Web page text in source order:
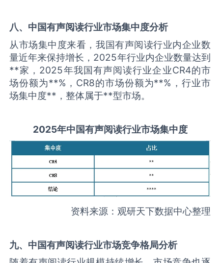
八、中国有声阅读行业市场集中度分析
从市场集中度来看，我国有声阅读行业内企业数
量近年来保持增长，2025年行业内企业数量达到
**家，2025年我国有声阅读行业企业CR4的市
场份额为**%，CR8的市场份额为**%，行业市
场集中度**，整体属于**型市场。
2025年中国有声阅读行业市场集中度
资料来源：观研天下数据中心整理
九、中国有声阅读行业市场竞争格局分析